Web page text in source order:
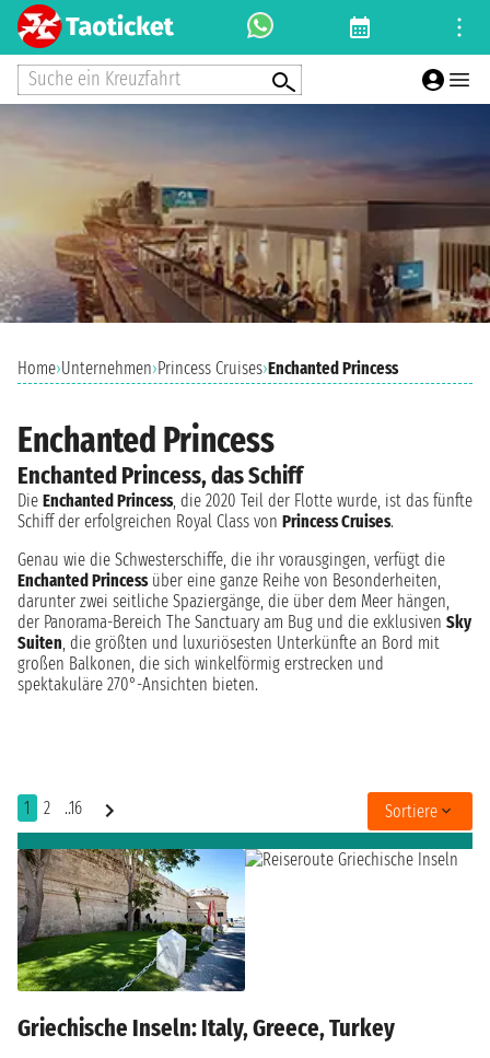
Suche ein Kreuzfahrt
Home›Unternehmen›Princess Cruises›Enchanted Princess
Enchanted Princess
Enchanted Princess, das Schiff
Die Enchanted Princess, die 2020 Teil der Flotte wurde, ist das fünfte
Schiff der erfolgreichen Royal Class von Princess Cruises.
Genau wie die Schwesterschiffe, die ihr vorausgingen, verfügt die
Enchanted Princessüber eine ganze Reihe von Besonderheiten,
darunter zwei seitliche Spaziergänge, die über dem Meer hängen,
der Panorama-Bereich The Sanctuary am Bug und die exklusiven Sky
Suiten, die größten und luxuriösesten Unterkünfte an Bord mit
großen Balkonen, die sich winkelförmig erstrecken und
spektakuläre 270°-Ansichten bieten.
1 2 ..16 Sortiere
Griechische Inseln: Italy, Greece, Turkey